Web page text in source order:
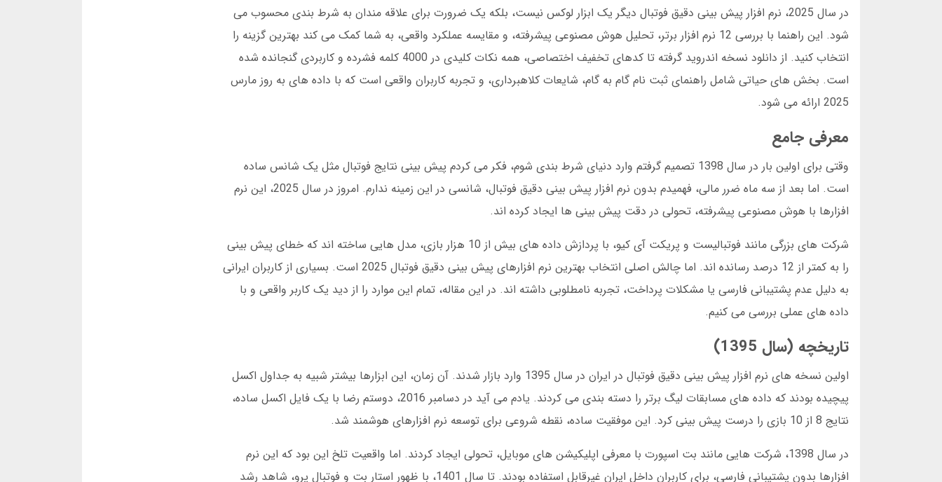
در سال 2025، نرم افزار پیش بینی دقیق فوتبال دیگر یک ابزار لوکس نیست، بلکه یک ضرورت برای علاقه مندان به شرط بندی محسوب می
شود. این راهنما با بررسی 12 نرم افزار برتر، تحلیل هوش مصنوعی پیشرفته، و مقایسه عملکرد واقعی، به شما کمک می کند بهترین گزینه را
انتخاب کنید. از دانلود نسخه اندروید گرفته تا کدهای تخفیف اختصاصی، همه نکات کلیدی در 4000 کلمه فشرده و کاربردی گنجانده شده
است. بخش های حیاتی شامل راهنمای ثبت نام گام به گام، شایعات کلاهبرداری، و تجربه کاربران واقعی است که با داده های به روز مارس
2025 ارائه می شود.
معرفی جامع
وقتی برای اولین بار در سال 1398 تصمیم گرفتم وارد دنیای شرط بندی شوم، فکر می کردم پیش بینی نتایج فوتبال مثل یک شانس ساده
است. اما بعد از سه ماه ضرر مالی، فهمیدم بدون نرم افزار پیش بینی دقیق فوتبال، شانسی در این زمینه ندارم. امروز در سال 2025، این نرم
افزارها با هوش مصنوعی پیشرفته، تحولی در دقت پیش بینی ها ایجاد کرده اند.
شرکت های بزرگی مانند فوتبالیست و پریکت آی کیو، با پردازش داده های بیش از 10 هزار بازی، مدل هایی ساخته اند که خطای پیش بینی
را به کمتر از 12 درصد رسانده اند. اما چالش اصلی انتخاب بهترین نرم افزارهای پیش بینی دقیق فوتبال 2025 است. بسیاری از کاربران ایرانی
به دلیل عدم پشتیبانی فارسی یا مشکلات پرداخت، تجربه نامطلوبی داشته اند. در این مقاله، تمام این موارد را از دید یک کاربر واقعی و با
داده های عملی بررسی می کنیم.
تاریخچه (سال 1395)
اولین نسخه های نرم افزار پیش بینی دقیق فوتبال در ایران در سال 1395 وارد بازار شدند. آن زمان، این ابزارها بیشتر شبیه به جداول اکسل
پیچیده بودند که داده های مسابقات لیگ برتر را دسته بندی می کردند. یادم می آید در دسامبر 2016، دوستم رضا با یک فایل اکسل ساده،
نتایج 8 از 10 بازی را درست پیش بینی کرد. این موفقیت ساده، نقطه شروعی برای توسعه نرم افزارهای هوشمند شد.
در سال 1398، شرکت هایی مانند بت اسپورت با معرفی اپلیکیشن های موبایل، تحولی ایجاد کردند. اما واقعیت تلخ این بود که این نرم
افزارها بدون پشتیبانی فارسی، برای کاربران داخل ایران غیرقابل استفاده بودند. تا سال 1401، با ظهور استار بت و فوتبال پرو، شاهد رشد